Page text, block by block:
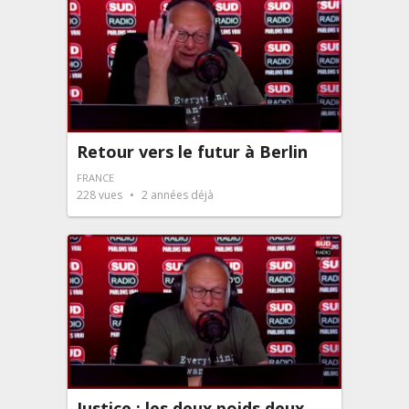
Retour vers le futur à Berlin
FRANCE
228vues 2 années déjà